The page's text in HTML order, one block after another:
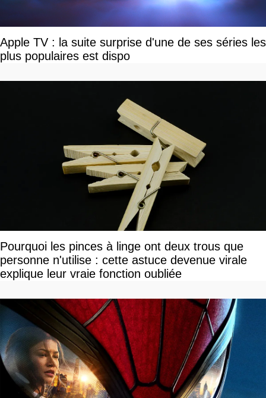
Apple TV : la suite surprise d'une de ses séries les
plus populaires est dispo
Pourquoi les pinces à linge ont deux trous que
personne n'utilise : cette astuce devenue virale
explique leur vraie fonction oubliée